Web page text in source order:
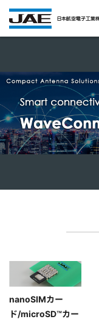
nanoSIMカー
ド/microSD™カー